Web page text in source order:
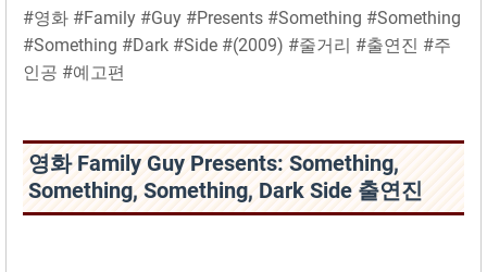
#영화 #Family #Guy #Presents #Something #Something
#Something #Dark #Side #(2009) #줄거리 #출연진 #주
인공 #예고편
영화 Family Guy Presents: Something,
Something, Something, Dark Side 출연진